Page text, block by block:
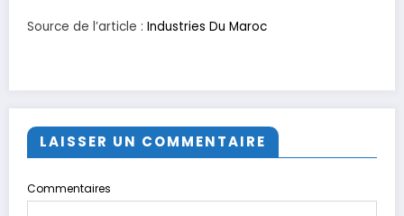
Source de l’article : Industries Du Maroc
LAISSER UN COMMENTAIRE
Commentaires